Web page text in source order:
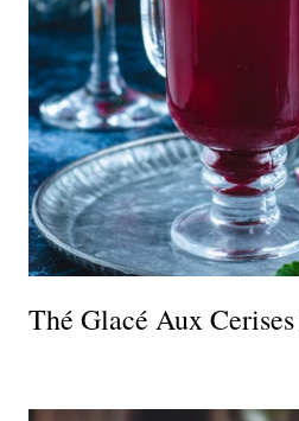
Thé Glacé Aux